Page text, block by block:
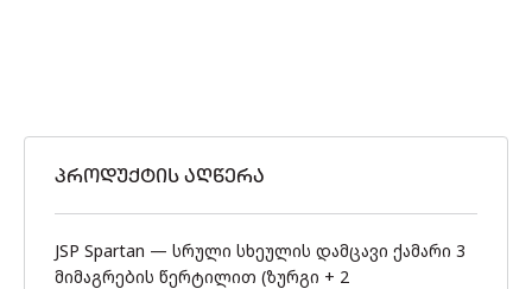
ᲞᲠᲝᲓᲣᲥᲢᲘᲡ ᲐᲦᲬᲔᲠᲐ
JSP Spartan — სრული სხეულის დამცავი ქამარი 3
მიმაგრების წერტილით (ზურგი + 2